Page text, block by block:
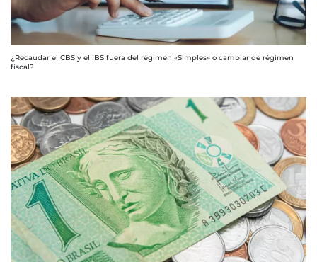
¿Recaudar el CBS y el IBS fuera del régimen «Simples» o cambiar de régimen
fiscal?